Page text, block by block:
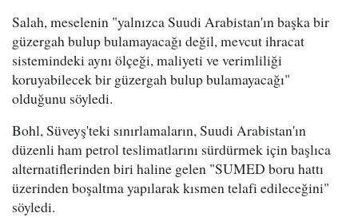
Salah, meselenin "yalnızca Suudi Arabistan'ın başka bir
güzergah bulup bulamayacağı değil, mevcut ihracat
sistemindeki aynı ölçeği, maliyeti ve verimliliği
koruyabilecek bir güzergah bulup bulamayacağı"
olduğunu söyledi.
Bohl, Süveyş'teki sınırlamaların, Suudi Arabistan'ın
düzenli ham petrol teslimatlarını sürdürmek için başlıca
alternatiflerinden biri haline gelen "SUMED boru hattı
üzerinden boşaltma yapılarak kısmen telafi edileceğini"
söyledi.